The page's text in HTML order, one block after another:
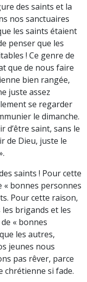
des saints et la
nos sanctuaires
les saints étaient
penser que les
! Ce genre de
que de nous faire
bien rangée,
juste assez
se regarder
le dimanche.
d’être saint, sans le
de Dieu, juste le
saints ! Pour cette
« bonnes personnes
Pour cette raison,
les brigands et les
« bonnes
les autres,
jeunes nous
pas rêver, parce
chrétienne si fade.